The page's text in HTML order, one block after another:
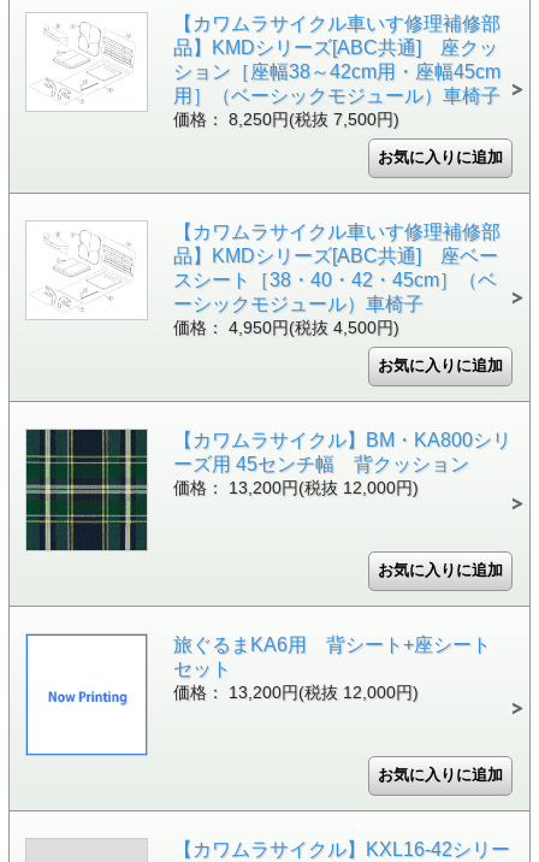
【カワムラサイクル車いす修理補修部
品】KMDシリーズ[ABC共通] 座クッ
ション［座幅38～42cm用・座幅45cm
用］（ベーシックモジュール）車椅子
価格： 8,250円(税抜 7,500円)
【カワムラサイクル車いす修理補修部
品】KMDシリーズ[ABC共通] 座ベー
スシート［38・40・42・45cm］（ベ
ーシックモジュール）車椅子
価格： 4,950円(税抜 4,500円)
【カワムラサイクル】BM・KA800シリ
ーズ用 45センチ幅 背クッション
価格： 13,200円(税抜 12,000円)
旅ぐるまKA6用 背シート+座シート
セット
価格： 13,200円(税抜 12,000円)
【カワムラサイクル】KXL16-42シリー